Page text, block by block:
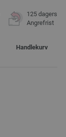
125 dagers
Angrefrist
Handlekurv